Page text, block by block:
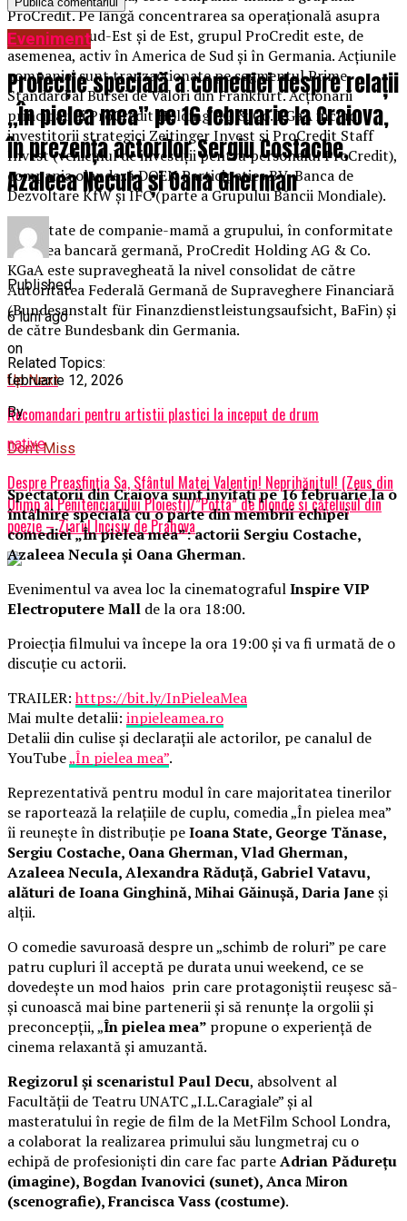
ProCredit. Pe lângă concentrarea sa operațională asupra
Europei de Sud-Est și de Est, grupul ProCredit este, de
asemenea, activ în America de Sud și în Germania. Acțiunile
companiei sunt tranzacționate pe segmentul Prime
Standard al Bursei de Valori din Frankfurt. Acționarii
principali ai ProCredit Holding AG & Co. KGaA includ
investitorii strategici Zeitinger Invest și ProCredit Staff
Invest (vehiculul de investiții pentru personalul ProCredit),
compania olandeză DOEN Participaties BV, Banca de
Dezvoltare KfW și IFC (parte a Grupului Băncii Mondiale).
În calitate de companie-mamă a grupului, în conformitate
cu legea bancară germană, ProCredit Holding AG & Co.
KGaA este supravegheată la nivel consolidat de către
Autoritatea Federală Germană de Supraveghere Financiară
(Bundesanstalt für Finanzdienstleistungsaufsicht, BaFin) și
de către Bundesbank din Germania.
Related Topics:
Up Next
Recomandari pentru artistii plastici la inceput de drum
Don't Miss
Despre Preasfinția Sa, Sfântul Matei Valentin! Neprihănitul! (Zeus din
Olimp al Penitenciarului Ploiești)/”Pofta” de blonde si cățelușul din
poezie – Ziarul Incisiv de Prahova
Eveniment
Proiecție specială a comediei despre relații
„În pielea mea” pe 16 februarie la Craiova,
în prezența actorilor Sergiu Costache,
Azaleea Necula și Oana Gherman
Published
6 luni ago
on
februarie 12, 2026
By
native
Spectatorii din Craiova sunt invitați pe 16 februarie la o
întâlnire specială cu o parte din membrii echipei
comediei „În pielea mea”: actorii Sergiu Costache,
Azaleea Necula și Oana Gherman.
Evenimentul va avea loc la cinematografulInspire VIP
Electroputere Mall de la ora 18:00.
Proiecția filmului va începe la ora 19:00 și va fi urmată de o
discuție cu actorii.
TRAILER:https://bit.ly/InPieleaMea
Mai multe detalii: inpieleamea.ro
Detalii din culise și declarații ale actorilor, pe canalul de
YouTube„În pielea mea”.
Reprezentativă pentru modul în care majoritatea tinerilor
se raportează la relațiile de cuplu, comedia „În pielea mea”
îi reunește în distribuție peIoana State, George Tănase,
Sergiu Costache, Oana Gherman, Vlad Gherman,
Azaleea Necula, Alexandra Răduță, Gabriel Vatavu,
alături de Ioana Ginghină, Mihai Găinușă, Daria Janeși
alții.
O comedie savuroasă despre un „schimb de roluri” pe care
patru cupluri îl acceptă pe durata unui weekend, ce se
dovedește un mod haios prin care protagoniștii reușesc să-
și cunoască mai bine partenerii și să renunțe la orgolii și
preconcepții, „În pielea mea” propune o experiență de
cinema relaxantă și amuzantă.
Regizorul și scenaristul Paul Decu, absolvent al
Facultății de Teatru UNATC „I.L.Caragiale” și al
masteratului în regie de film de la MetFilm School Londra,
a colaborat la realizarea primului său lungmetraj cu o
echipă de profesioniști din care fac parteAdrian Pădurețu
(imagine), Bogdan Ivanovici (sunet), Anca Miron
(scenografie), Francisca Vass (costume).